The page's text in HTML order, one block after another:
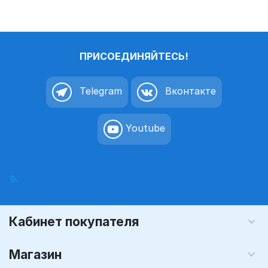
ПРИСОЕДИНЯЙТЕСЬ!
Telegram Вконтакте
Youtube
Кабинет покупателя
Магазин